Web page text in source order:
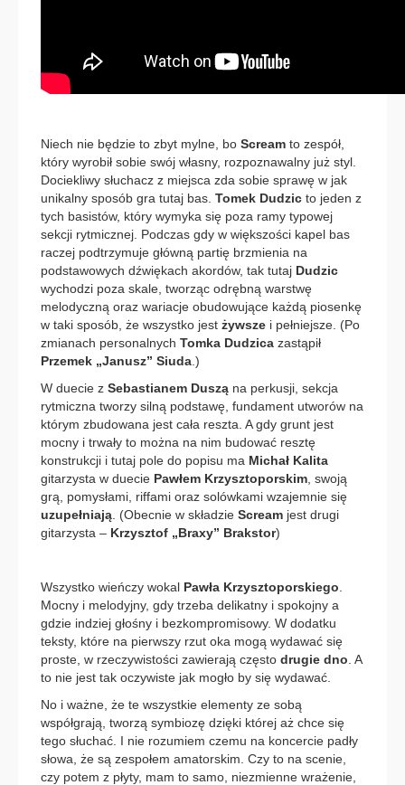
Niech nie będzie to zbyt mylne, bo Scream to zespół,
który wyrobił sobie swój własny, rozpoznawalny już styl.
Dociekliwy słuchacz z miejsca zda sobie sprawę w jak
unikalny sposób gra tutaj bas. Tomek Dudzic to jeden z
tych basistów, który wymyka się poza ramy typowej
sekcji rytmicznej. Podczas gdy w większości kapel bas
raczej podtrzymuje główną partię brzmienia na
podstawowych dźwiękach akordów, tak tutaj Dudzic
wychodzi poza skale, tworząc odrębną warstwę
melodyczną oraz wariacje obudowujące każdą piosenkę
w taki sposób, że wszystko jest żywsze i pełniejsze. (Po
zmianach personalnych Tomka Dudzica zastąpił
Przemek „Janusz” Siuda .)
W duecie z Sebastianem Duszą na perkusji, sekcja
rytmiczna tworzy silną podstawę, fundament utworów na
którym zbudowana jest cała reszta. A gdy grunt jest
mocny i trwały to można na nim budować resztę
konstrukcji i tutaj pole do popisu ma Michał Kalita
gitarzysta w duecie Pawłem Krzysztoporskim , swoją
grą, pomysłami, riffami oraz solówkami wzajemnie się
uzupełniają . (Obecnie w składzie Scream jest drugi
gitarzysta – Krzysztof „Braxy” Brakstor)
Wszystko wieńczy wokal Pawła Krzysztoporskiego
Mocny i melodyjny, gdy trzeba delikatny i spokojny a
gdzie indziej głośny i bezkompromisowy. W dodatku
teksty, które na pierwszy rzut oka mogą wydawać się
proste, w rzeczywistości zawierają często drugie dno . A
to nie jest tak oczywiste jak mogło by się wydawać.
No i ważne, że te wszystkie elementy ze sobą
współgrają, tworzą symbiozę dzięki której aż chce się
tego słuchać. I nie rozumiem czemu na koncercie padły
słowa, że są zespołem amatorskim. Czy to na scenie,
czy potem z płyty, mam to samo, niezmienne wrażenie,